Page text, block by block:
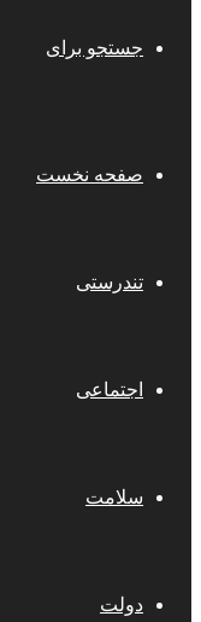
جستجو برای
صفحه نخست
تندرستی
اجتماعی
سلامت
دولت